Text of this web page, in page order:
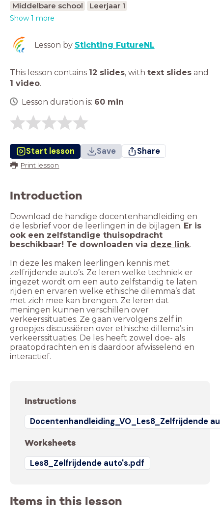
Middelbare school
Leerjaar 1
Show 1 more
Lesson by Stichting FutureNL
This lesson contains 12 slides, with text slides and
1 video.
Lesson duration is: 60 min
Start lesson Save Share
Print lesson
Introduction
Download de handige docentenhandleiding en
de lesbrief voor de leerlingen in de bijlagen. Er is
ook een zelfstandige thuisopdracht
beschikbaar! Te downloaden via deze link.
In deze les maken leerlingen kennis met
zelfrijdende auto’s. Ze leren welke techniek er
ingezet wordt om een auto zelfstandig te laten
rijden en ervaren welke ethische dilemma’s dat
met zich mee kan brengen. Ze leren dat
meningen kunnen verschillen over
verkeerssituaties. Ze gaan vervolgens zelf in
groepjes discussiëren over ethische dillema’s in
verkeerssituaties. De les heeft zowel doe- als
praatopdrachten en is daardoor afwisselend en
interactief.
Instructions
Docentenhandleiding_VO_Les8_Zelfrijdende
Worksheets
Les8_Zelfrijdende auto's.pdf
Items in this lesson